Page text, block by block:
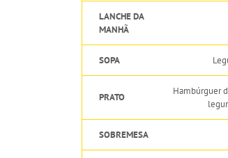
LANCHE DA
MANHÃ
SOPA
PRATO
Hambúrguer
SOBREMESA